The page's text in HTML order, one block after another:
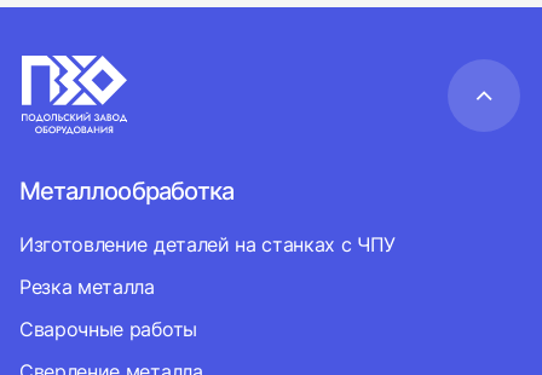
Металлообработка
Изготовление деталей на станках с ЧПУ
Резка металла
Сварочные работы